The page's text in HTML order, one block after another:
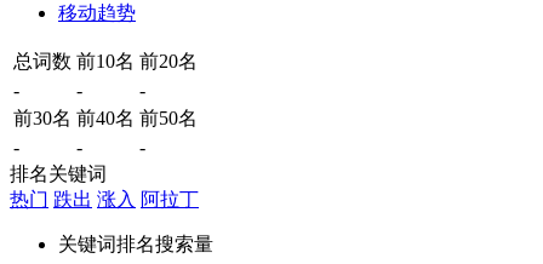
移动趋势
总词数 前10名 前20名
-
-
-
前30名 前40名 前50名
-
-
-
排名关键词
热门 跌出 涨入 阿拉丁
关键词排名搜索量